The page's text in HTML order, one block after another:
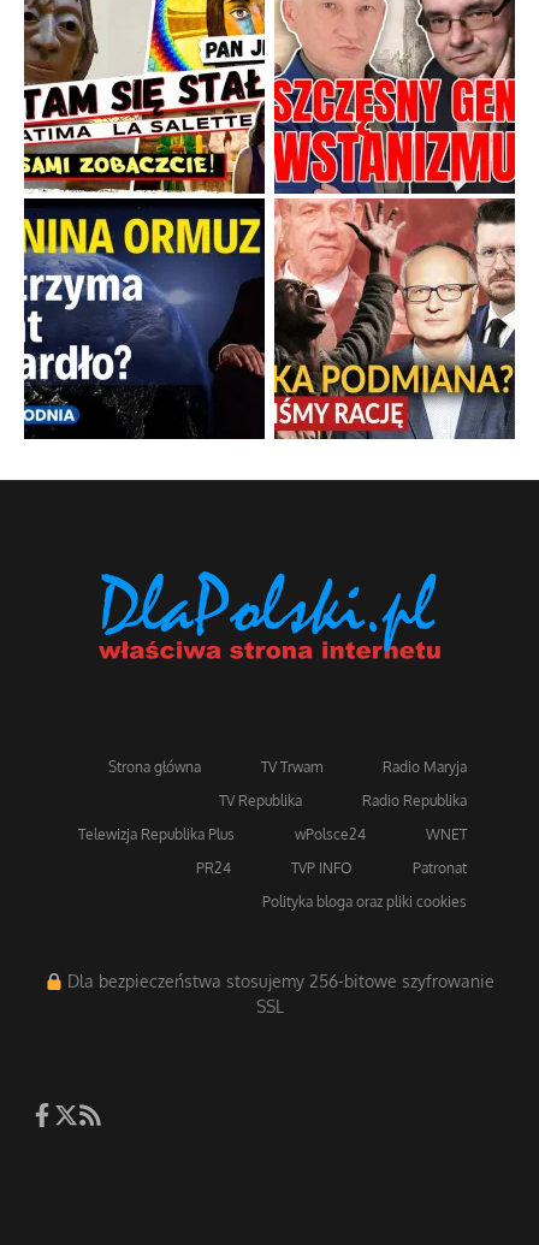
Strona główna TV Trwam
Radio Maryja
TV Republika
Radio Republika
Telewizja Republika Plus
wPolsce24
WNET
PR24
TVP INFO
Patronat
Polityka bloga oraz pliki cookies
Dla bezpieczeństwa stosujemy 256-bitowe szyfrowanie
SSL